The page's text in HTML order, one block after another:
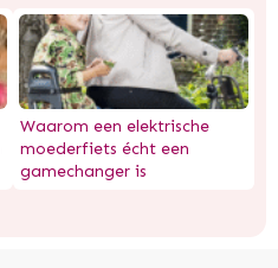
Waarom een elektrische
moederfiets écht een
gamechanger is